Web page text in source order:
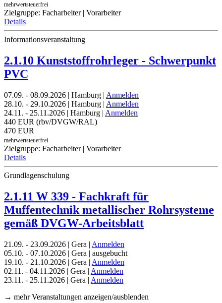
mehrwertsteuerfrei
Zielgruppe: Facharbeiter | Vorarbeiter
Details
Informationsveranstaltung
2.1.10 Kunststoffrohrleger - Schwerpunkt
PVC
07.09. - 08.09.2026 | Hamburg | Anmelden
28.10. - 29.10.2026 | Hamburg | Anmelden
24.11. - 25.11.2026 | Hamburg | Anmelden
440 EUR (rbv/DVGW/RAL)
470 EUR
mehrwertsteuerfrei
Zielgruppe: Facharbeiter | Vorarbeiter
Details
Grundlagenschulung
2.1.11 W 339 - Fachkraft für
Muffentechnik metallischer Rohrsysteme
gemäß DVGW-Arbeitsblatt
21.09. - 23.09.2026 | Gera | Anmelden
05.10. - 07.10.2026 | Gera | ausgebucht
19.10. - 21.10.2026 | Gera | Anmelden
02.11. - 04.11.2026 | Gera | Anmelden
23.11. - 25.11.2026 | Gera | Anmelden
→ mehr Veranstaltungen anzeigen/ausblenden